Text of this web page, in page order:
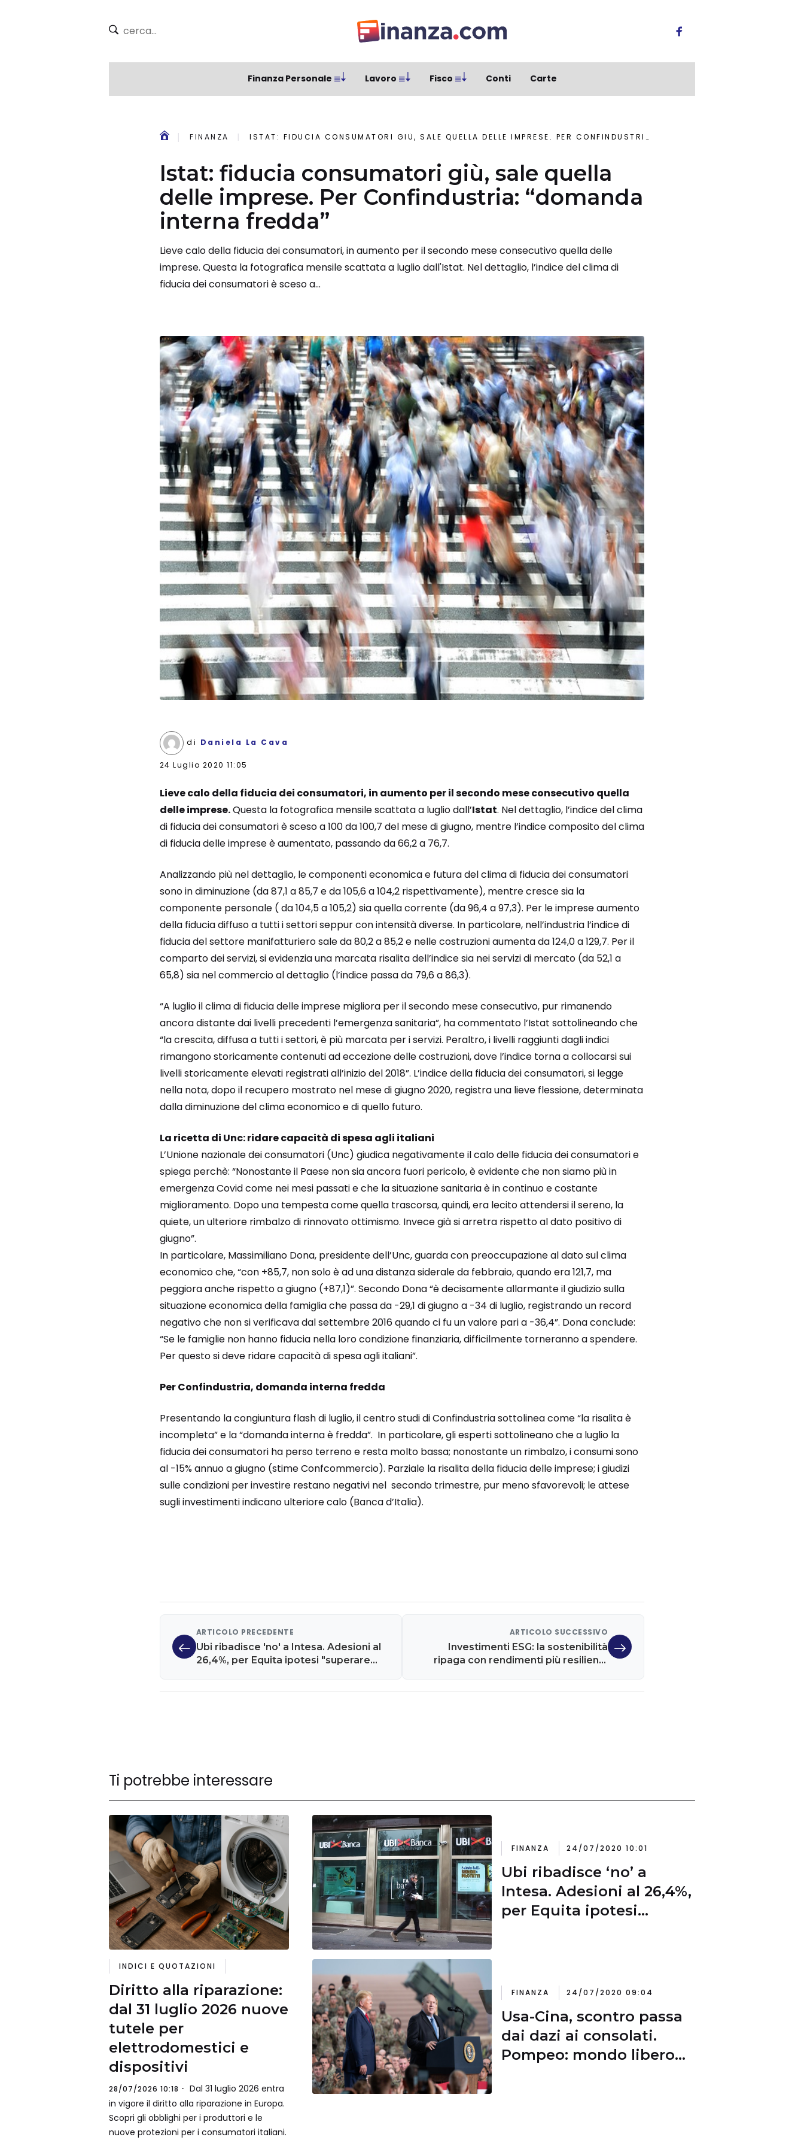
Finanza Personale Lavoro Fisco Conti Carte
FINANZA ISTAT: FIDUCIA CONSUMATORI GIÙ, SALE QUELLA DELLE IMPRESE. PER CONFINDUSTRIA: “DOMANDA INTERNA FREDDA”
Istat: fiducia consumatori giù, sale quella
delle imprese. Per Confindustria: “domanda
interna fredda”
Lieve calo della fiducia dei consumatori, in aumento per il secondo mese consecutivo quella delle
imprese. Questa la fotografica mensile scattata a luglio dall'Istat. Nel dettaglio, l’indice del clima di
fiducia dei consumatori è sceso a...
di Daniela La Cava
24 Luglio 2020 11:05
Lieve calo della fiducia dei consumatori, in aumento per il secondo mese consecutivo quella
delle imprese.Questa la fotografica mensile scattata a luglio dall’Istat. Nel dettaglio, l’indice del clima
di fiducia dei consumatori è sceso a 100 da 100,7 del mese di giugno, mentre l’indice composito del clima
di fiducia delle imprese è aumentato, passando da 66,2 a 76,7.
Analizzando più nel dettaglio, le componenti economica e futura del clima di fiducia dei consumatori
sono in diminuzione (da 87,1 a 85,7 e da 105,6 a 104,2 rispettivamente), mentre cresce sia la
componente personale ( da 104,5 a 105,2) sia quella corrente (da 96,4 a 97,3). Per le imprese aumento
della fiducia diffuso a tutti i settori seppur con intensità diverse. In particolare, nell’industria l’indice di
fiducia del settore manifatturiero sale da 80,2 a 85,2 e nelle costruzioni aumenta da 124,0 a 129,7. Per il
comparto dei servizi, si evidenzia una marcata risalita dell’indice sia nei servizi di mercato (da 52,1 a
65,8) sia nel commercio al dettaglio (l’indice passa da 79,6 a 86,3).
“A luglio il clima di fiducia delle imprese migliora per il secondo mese consecutivo, pur rimanendo
ancora distante dai livelli precedenti l’emergenza sanitaria”, ha commentato l’Istat sottolineando che
“la crescita, diffusa a tutti i settori, è più marcata per i servizi. Peraltro, i livelli raggiunti dagli indici
rimangono storicamente contenuti ad eccezione delle costruzioni, dove l’indice torna a collocarsi sui
livelli storicamente elevati registrati all’inizio del 2018”. L’indice della fiducia dei consumatori, si legge
nella nota, dopo il recupero mostrato nel mese di giugno 2020, registra una lieve flessione, determinata
dalla diminuzione del clima economico e di quello futuro.
La ricetta di Unc: ridare capacità di spesa agli italiani
L’Unione nazionale dei consumatori (Unc) giudica negativamente il calo delle fiducia dei consumatori e
spiega perchè: “Nonostante il Paese non sia ancora fuori pericolo, è evidente che non siamo più in
emergenza Covid come nei mesi passati e che la situazione sanitaria è in continuo e costante
miglioramento. Dopo una tempesta come quella trascorsa, quindi, era lecito attendersi il sereno, la
quiete, un ulteriore rimbalzo di rinnovato ottimismo. Invece già si arretra rispetto al dato positivo di
giugno”.
In particolare, Massimiliano Dona, presidente dell’Unc, guarda con preoccupazione al dato sul clima
economico che, “con +85,7, non solo è ad una distanza siderale da febbraio, quando era 121,7, ma
peggiora anche rispetto a giugno (+87,1)”. Secondo Dona “è decisamente allarmante il giudizio sulla
situazione economica della famiglia che passa da -29,1 di giugno a -34 di luglio, registrando un record
negativo che non si verificava dal settembre 2016 quando ci fu un valore pari a -36,4”. Dona conclude:
“Se le famiglie non hanno fiducia nella loro condizione finanziaria, difficilmente torneranno a spendere.
Per questo si deve ridare capacità di spesa agli italiani”.
Per Confindustria, domanda interna fredda
Presentando la congiuntura flash di luglio, il centro studi di Confindustria sottolinea come “la risalita è
incompleta” e la “domanda interna è fredda”. In particolare, gli esperti sottolineano che a luglio la
fiducia dei consumatori ha perso terreno e resta molto bassa; nonostante un rimbalzo, i consumi sono
al -15% annuo a giugno (stime Confcommercio). Parziale la risalita della fiducia delle imprese; i giudizi
sulle condizioni per investire restano negativi nel secondo trimestre, pur meno sfavorevoli; le attese
sugli investimenti indicano ulteriore calo (Banca d’Italia).
ARTICOLO PRECEDENTE
Ubi ribadisce 'no' a Intesa. Adesioni al
26,4%, per Equita ipotesi "superare
ARTICOLO SUCCESSIVO
Investimenti ESG: la sostenibilità
ripaga con rendimenti più resilienti.
Ti potrebbe interessare
INDICI E QUOTAZIONI
Diritto alla riparazione:
dal 31 luglio 2026 nuove
tutele per
elettrodomestici e
dispositivi
28/07/2026 10:18
Dal 31 luglio 2026 entra
in vigore il diritto alla riparazione in Europa.
Scopri gli obblighi per i produttori e le
nuove protezioni per i consumatori italiani.
FINANZA 24/07/2020 10:01
Ubi ribadisce ‘no’ a
Intesa. Adesioni al 26,4%,
per Equita ipotesi
FINANZA 24/07/2020 09:04
Usa-Cina, scontro passa
dai dazi ai consolati.
Pompeo: mondo libero